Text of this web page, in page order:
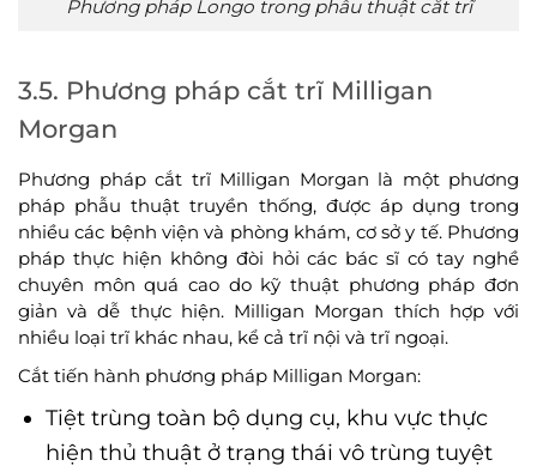
Phương pháp Longo trong phẫu thuật cắt trĩ
3.5. Phương pháp cắt trĩ Milligan
Morgan
Phương pháp cắt trĩ Milligan Morgan là một phương
pháp phẫu thuật truyền thống, được áp dụng trong
nhiều các bệnh viện và phòng khám, cơ sở y tế. Phương
pháp thực hiện không đòi hỏi các bác sĩ có tay nghề
chuyên môn quá cao do kỹ thuật phương pháp đơn
giản và dễ thực hiện. Milligan Morgan thích hợp với
nhiều loại trĩ khác nhau, kể cả trĩ nội và trĩ ngoại.
Cắt tiến hành phương pháp Milligan Morgan:
Tiệt trùng toàn bộ dụng cụ, khu vực thực
hiện thủ thuật ở trạng thái vô trùng tuyệt